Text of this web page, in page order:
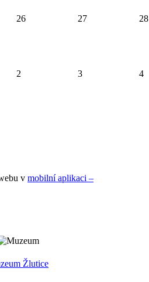
26 27 28
2 3 4
v mobilní aplikaci –
Žlutice